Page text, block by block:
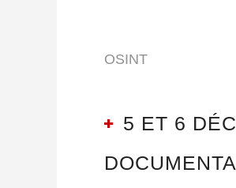
OSINT
5 ET 6